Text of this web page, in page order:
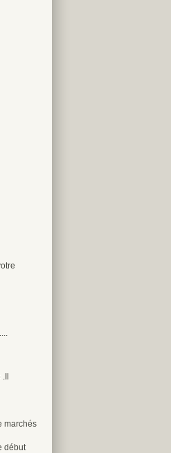
marchés
début